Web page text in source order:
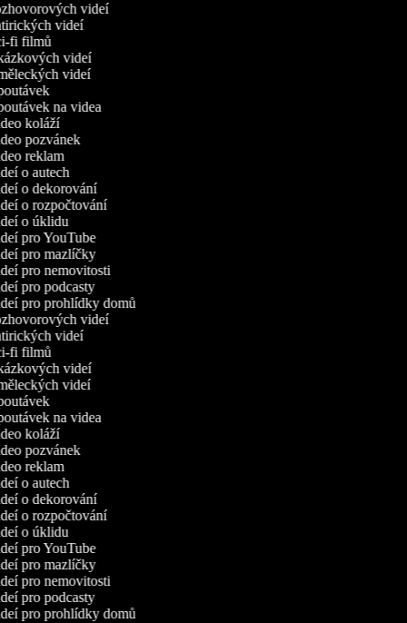
videí
videí
fi filmů
videí
videí
na videa
koláží
pozvánek
reklam
o autech
o dekorování
o rozpočtování
o úklidu
pro YouTube
pro mazlíčky
pro nemovitosti
pro podcasty
pro prohlídky domů
videí
videí
fi filmů
videí
videí
na videa
koláží
pozvánek
reklam
o autech
o dekorování
o rozpočtování
o úklidu
pro YouTube
pro mazlíčky
pro nemovitosti
pro podcasty
pro prohlídky domů